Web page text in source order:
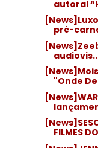
autoral
pré-
"Onde
FILMES